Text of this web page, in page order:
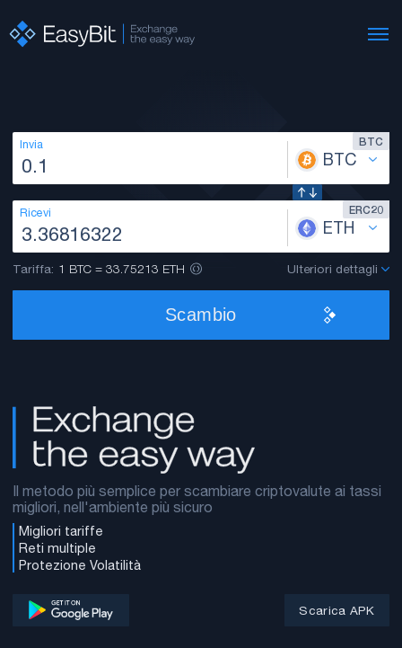
Il metodo più semplice per scambiare criptovalute ai tassi
migliori, nell'ambiente più sicuro
Migliori tariffe
Reti multiple
Protezione Volatilità
Scarica APK
Invia
BTC
BTC
Ricevi
ETH
ERC20
Tariffa: 1 BTC = 33.75213 ETH Ulteriori dettagli
Scambio